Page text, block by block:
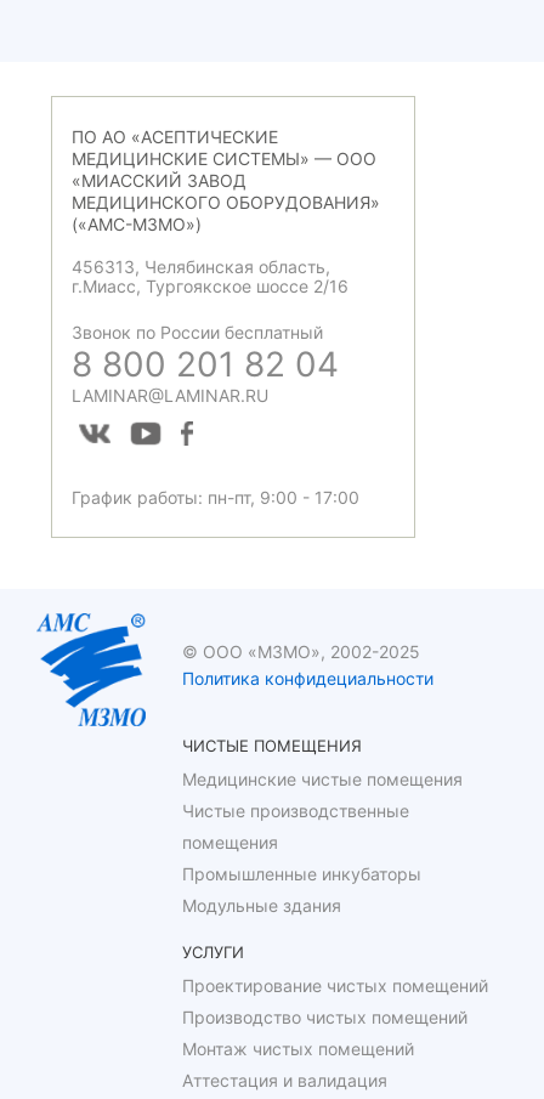
ПО АО «АСЕПТИЧЕСКИЕ
МЕДИЦИНСКИЕ СИСТЕМЫ» — ООО
«МИАССКИЙ ЗАВОД
МЕДИЦИНСКОГО ОБОРУДОВАНИЯ»
(«АМС-МЗМО»)
456313, Челябинская область,
г.Миасс, Тургоякское шоссе 2/16
Звонок по России бесплатный
8 800 201 82 04
LAMINAR@LAMINAR.RU
График работы: пн-пт, 9:00 - 17:00
© ООО «МЗМО», 2002-2025
Политика конфидециальности
ЧИСТЫЕ ПОМЕЩЕНИЯ
Медицинские чистые помещения
Чистые производственные
помещения
Промышленные инкубаторы
Модульные здания
УСЛУГИ
Проектирование чистых помещений
Производство чистых помещений
Монтаж чистых помещений
Аттестация и валидация